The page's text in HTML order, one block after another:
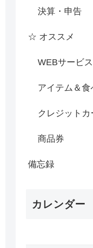
決算・申告
☆ オススメ
WEBサービ
アイテム＆食
クレジットカ
商品券
備忘録
カレンダー